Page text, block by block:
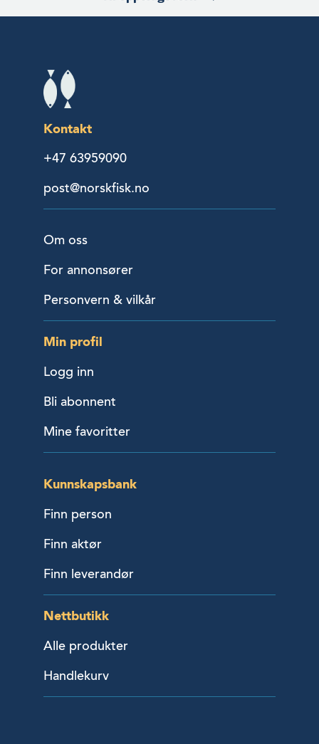
Kontakt
+47 63959090
post@norskfisk.no
Om oss
For annonsører
Personvern & vilkår
Min profil
Logg inn
Bli abonnent
Mine favoritter
Kunnskapsbank
Finn person
Finn aktør
Finn leverandør
Nettbutikk
Alle produkter
Handlekurv